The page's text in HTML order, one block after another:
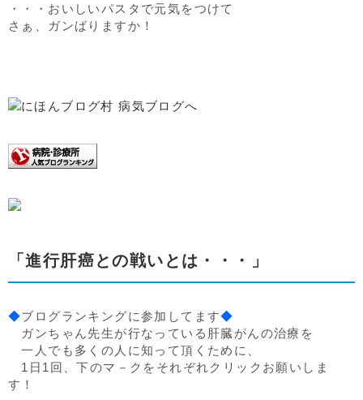
・・・おいしいパスタで元気をつけて
さぁ、ガンばりますか！
「進行肝癌との戦いとは・・・」
◆ブログランキングに参加してます◆
ガンちゃん先生が行なっている肝臓がんの治療を
一人でも多くの人に知って頂くために、
1日1回、下のマ－クをそれぞれクリックお願いしま
す！